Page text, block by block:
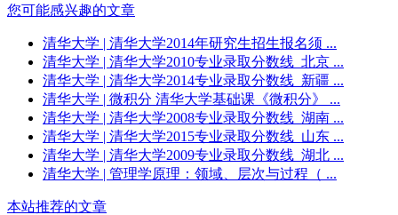
您可能感兴趣的文章
清华大学 | 清华大学2014年研究生招生报名须 ...
清华大学 | 清华大学2010专业录取分数线_北京 ...
清华大学 | 清华大学2014专业录取分数线_新疆 ...
清华大学 | 微积分 清华大学基础课《微积分》 ...
清华大学 | 清华大学2008专业录取分数线_湖南 ...
清华大学 | 清华大学2015专业录取分数线_山东 ...
清华大学 | 清华大学2009专业录取分数线_湖北 ...
清华大学 | 管理学原理：领域、层次与过程（ ...
本站推荐的文章